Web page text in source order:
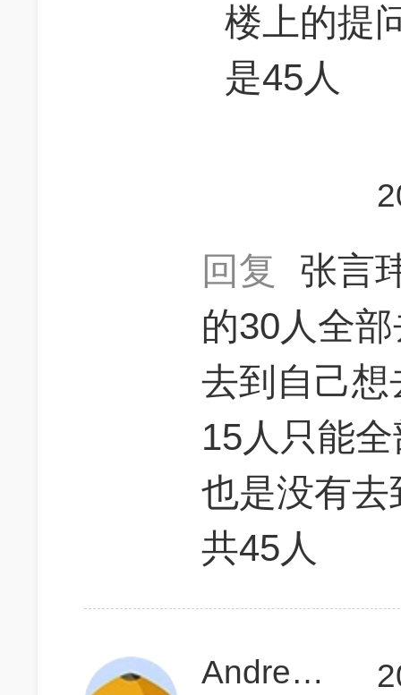
楼上的提
是45人
回复
张言
的30人全
去到自己
15人只能
也是没有
共45人
Andrew的麻麻